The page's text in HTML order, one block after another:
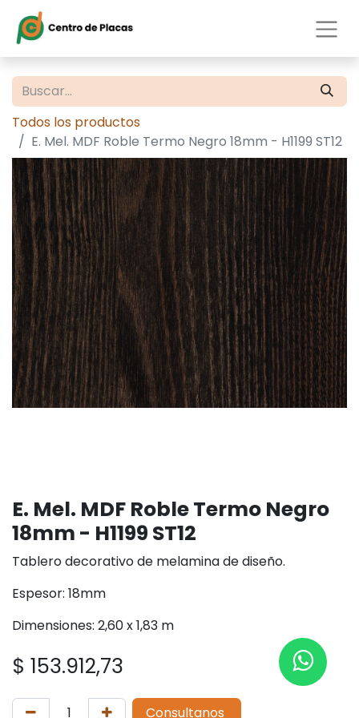
Todos los productos
E. Mel. MDF Roble Termo Negro 18mm - H1199 ST12
E. Mel. MDF Roble Termo Negro
18mm - H1199 ST12
Tablero decorativo de melamina de diseño.
Espesor: 18mm
Dimensiones: 2,60 x 1,83 m
$ 153.912,73
Consultanos